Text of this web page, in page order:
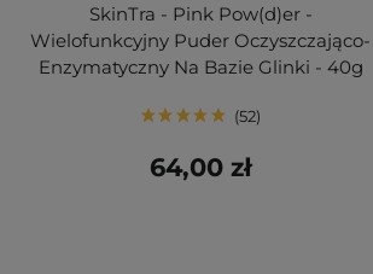
SkinTra - Pink Pow(d)er -
Wielofunkcyjny Puder Oczyszczająco-
Enzymatyczny Na Bazie Glinki - 40g
52
64,00 zł